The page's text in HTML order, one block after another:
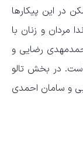
از ۷ فرصت ممکن در این پیکارها
مردان و زنان با
رضایی و
در بخش تالو
و سامان احمدی